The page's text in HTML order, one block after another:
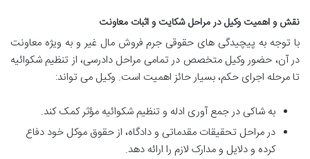
نقش و اهمیت وکیل در مراحل شکایت و اثبات معاونت
با توجه به پیچیدگی های حقوقی جرم فروش مال غیر و به ویژه معاونت
در آن، حضور وکیل متخصص در تمامی مراحل دادرسی، از تنظیم شکوائیه
تا مرحله اجرای حکم، بسیار حائز اهمیت است. وکیل می تواند:
به شاکی در جمع آوری ادله و تنظیم شکوائیه مؤثر کمک کند.
در مراحل تحقیقات مقدماتی و دادگاه، از حقوق موکل خود دفاع
کرده و دلایل و مدارک لازم را ارائه دهد.